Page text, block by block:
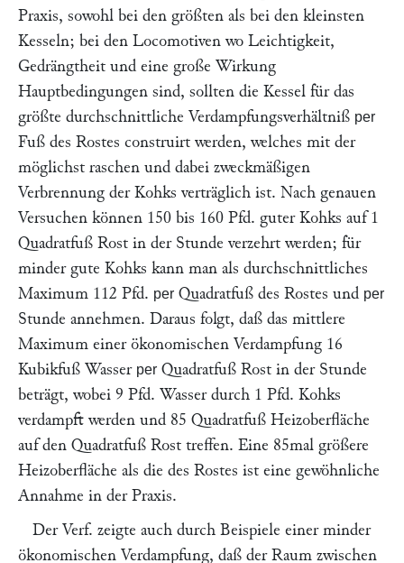
Praxis, sowohl bei den größten als bei den kleinsten
Kesseln; bei den Locomotiven wo Leichtigkeit,
Gedrängtheit und eine große Wirkung
Hauptbedingungen sind, sollten die Kessel für das
größte durchschnittliche Verdampfungsverhältniß per
Fuß des Rostes construirt werden, welches mit der
möglichst raschen und dabei zweckmäßigen
Verbrennung der Kohks verträglich ist. Nach genauen
Versuchen können 150 bis 160 Pfd. guter Kohks auf 1
Quadratfuß Rost in der Stunde verzehrt werden; für
minder gute Kohks kann man als durchschnittliches
Maximum 112 Pfd. per Quadratfuß des Rostes und per
Stunde annehmen. Daraus folgt, daß das mittlere
Maximum einer ökonomischen Verdampfung 16
Kubikfuß Wasser per Quadratfuß Rost in der Stunde
beträgt, wobei 9 Pfd. Wasser durch 1 Pfd. Kohks
verdampft werden und 85 Quadratfuß Heizoberfläche
auf den Quadratfuß Rost treffen. Eine 85mal größere
Heizoberfläche als die des Rostes ist eine gewöhnliche
Annahme in der Praxis.
Der Verf. zeigte auch durch Beispiele einer minder
ökonomischen Verdampfung, daß der Raum zwischen